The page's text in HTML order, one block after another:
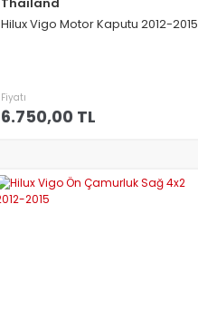
Thailand
Hilux Vigo Motor Kaputu 2012-2015
Fiyatı
6.750,00 TL